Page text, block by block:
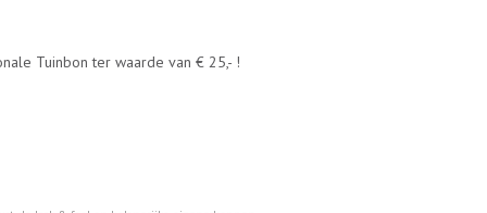
Tuinbon ter waarde van € 25,- !